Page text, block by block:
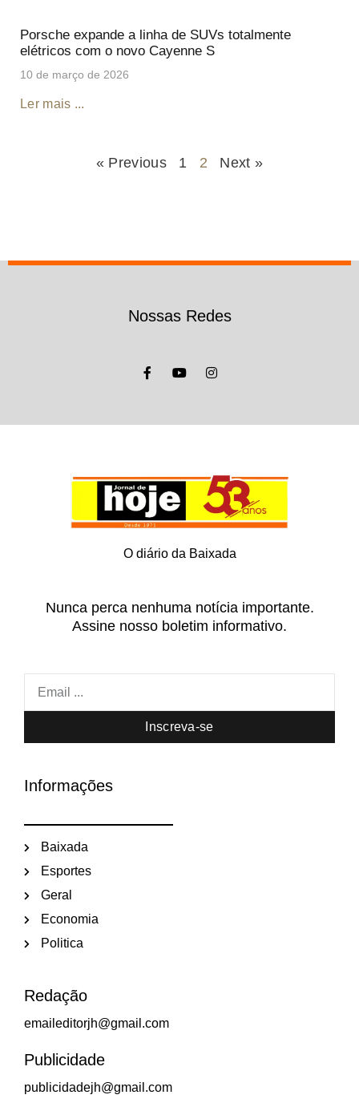
Porsche expande a linha de SUVs totalmente
elétricos com o novo Cayenne S
10 de março de 2026
Ler mais ...
« Previous 1 2 Next »
Nossas Redes
O diário da Baixada
Nunca perca nenhuma notícia importante.
Assine nosso boletim informativo.
Inscreva-se
Informações
Baixada
Esportes
Geral
Economia
Politica
Redação
emaileditorjh@gmail.com
Publicidade
publicidadejh@gmail.com